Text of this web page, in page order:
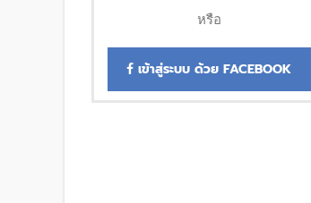
หรือ
เข้าสู่ระบบ ด้วย FACEBOOK